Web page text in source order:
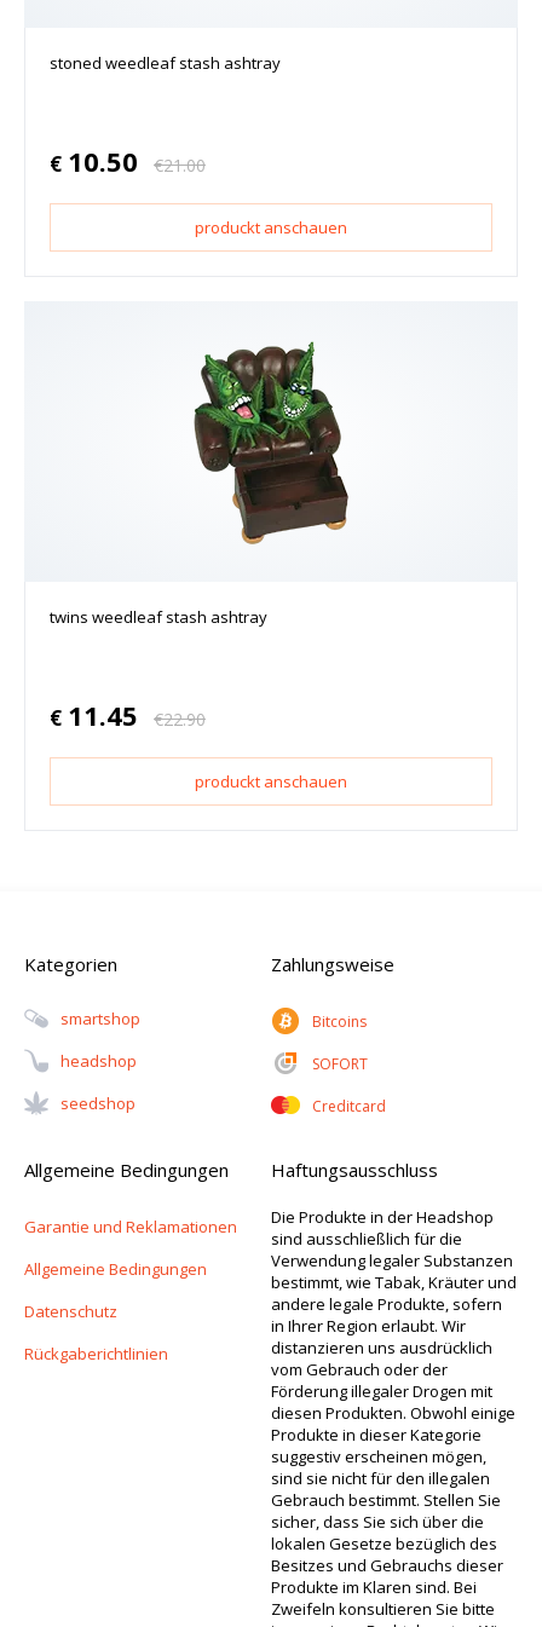
stoned weedleaf stash ashtray
€ 10.50 €21.00
produckt anschauen
twins weedleaf stash ashtray
€ 11.45 €22.90
produckt anschauen
Kategorien
Smartshop
Headshop
Seedshop
Zahlungsweise
Bitcoins
SOFORT
Creditcard
Allgemeine Bedingungen
Garantie und Reklamationen
Allgemeine Bedingungen
Datenschutz
Rückgaberichtlinien
Haftungsausschluss
Die Produkte in der Headshop
sind ausschließlich für die
Verwendung legaler Substanzen
bestimmt, wie Tabak, Kräuter und
andere legale Produkte, sofern
in Ihrer Region erlaubt. Wir
distanzieren uns ausdrücklich
vom Gebrauch oder der
Förderung illegaler Drogen mit
diesen Produkten. Obwohl einige
Produkte in dieser Kategorie
suggestiv erscheinen mögen,
sind sie nicht für den illegalen
Gebrauch bestimmt. Stellen Sie
sicher, dass Sie sich über die
lokalen Gesetze bezüglich des
Besitzes und Gebrauchs dieser
Produkte im Klaren sind. Bei
Zweifeln konsultieren Sie bitte